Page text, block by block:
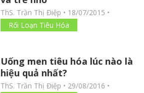
ThS. Trần Thị Điệp • 18/07/2015 •
Rối Loạn Tiêu Hóa
Uống men tiêu hóa lúc nào là
hiệu quả nhất?
ThS. Trần Thị Điệp • 29/08/2016 •